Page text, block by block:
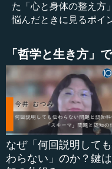
あるし、仮に抜けるに
あるかもね」という話
とです。
●揺さぶりが少ない選
―― 例えば、ずっとや
く、あえて違う練習法
為末 はい。例えば、
た「心と身体の整え方」
悩んだときに見るポイ
「哲学と生き方」
なぜ「何回説明して
わらない」のか？鍵